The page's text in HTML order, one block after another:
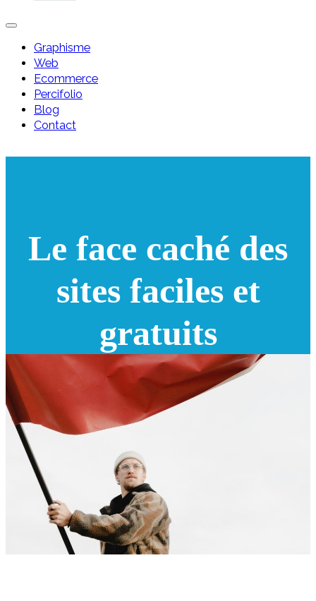
Graphisme
Web
Ecommerce
Percifolio
Blog
Contact
Le face caché des
sites faciles et
gratuits